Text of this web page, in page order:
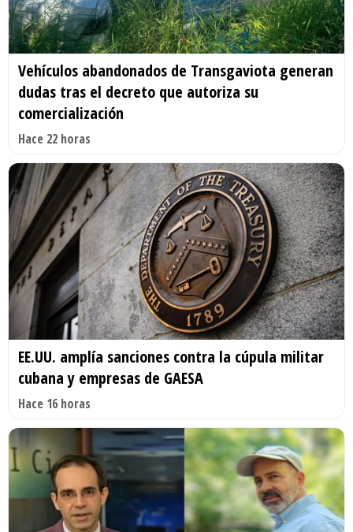
Vehículos abandonados de Transgaviota generan
dudas tras el decreto que autoriza su
comercialización
Hace 22 horas
EE.UU. amplía sanciones contra la cúpula militar
cubana y empresas de GAESA
Hace 16 horas